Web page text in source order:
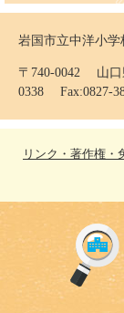
岩国市立中洋小学
〒740-0042 山口
0338 Fax:0827-
リンク・著作権・